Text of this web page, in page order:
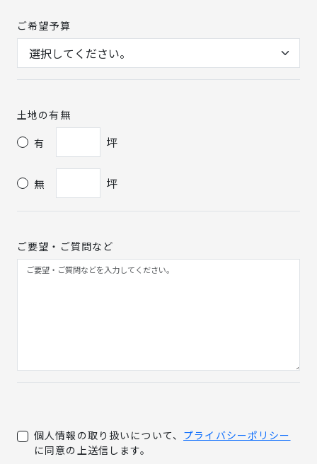
ご希望予算
土地の有無
有
坪
無 坪
ご要望・ご質問など
個人情報の取り扱いについて、 プライバシーポリシー
に同意の上送信します。